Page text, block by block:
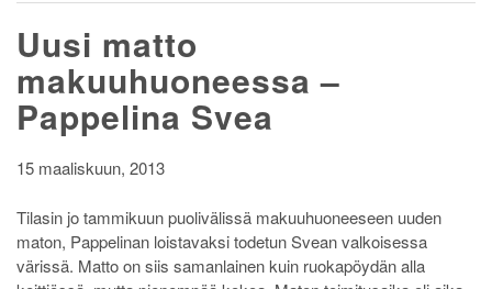
Uusi matto
makuuhuoneessa –
Pappelina Svea
15 maaliskuun, 2013
Tilasin jo tammikuun puolivälissä makuuhuoneeseen uuden
maton, Pappelinan loistavaksi todetun Svean valkoisessa
värissä. Matto on siis samanlainen kuin ruokapöydän alla